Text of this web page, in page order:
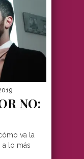
NO:
va la
lo más